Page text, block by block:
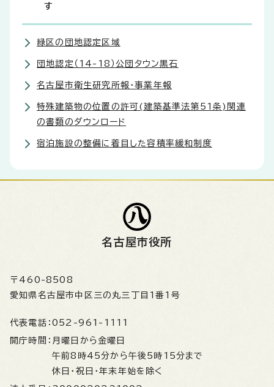
す
緑区の団地認定区域
団地認定（14-18）公団タウン黒石
名古屋市衛生研究所報・事業年報
特殊建築物の位置の許可(建築基準法第51条)関連
の書類のダウンロード
宿泊施設の整備に着目した容積率緩和制度
名古屋市役所
〒460-8508
愛知県名古屋市中区三の丸三丁目1番1号
代表電話： 052-961-1111
開庁時間： 月曜日から金曜日
午前8時45分から午後5時15分まで
休日・祝日・年末年始を除く